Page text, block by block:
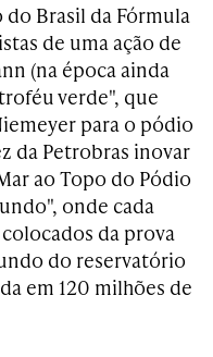
Brasil da Fórmula
de uma ação de
(na época ainda
verde", que
para o pódio
da Petrobras inovar
ao Topo do Pódio
onde cada
da prova
do reservatório
em 120 milhões de